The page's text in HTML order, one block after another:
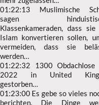
01:22:13 Muslimische
sagen
Klassenkameraden, dass sie
Islam konvertieren sollen,
vermeiden, dass sie
werden…
01:22:32 1300 Obdachlose
2022 in United
gestorben…
01:23:00 Es gebe so vieles
berichten. Die Dinge